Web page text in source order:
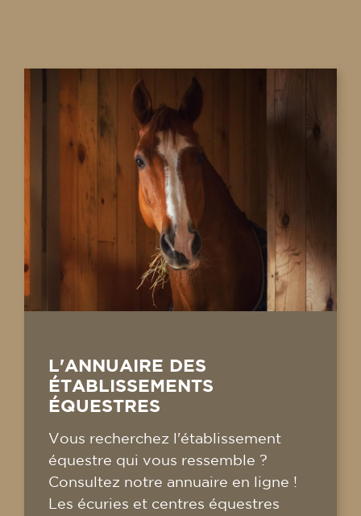
L'ANNUAIRE DES
ÉTABLISSEMENTS
ÉQUESTRES
Vous recherchez l'établissement
équestre qui vous ressemble ?
Consultez notre annuaire en ligne !
Les écuries et centres équestres